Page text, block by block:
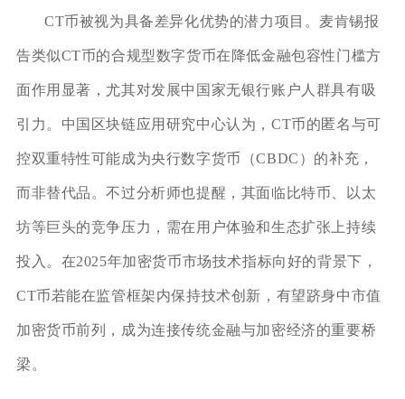
CT币被视为具备差异化优势的潜力项目。麦肯锡报
告类似CT币的合规型数字货币在降低金融包容性门槛方
面作用显著，尤其对发展中国家无银行账户人群具有吸
引力。中国区块链应用研究中心认为，CT币的匿名与可
控双重特性可能成为央行数字货币（CBDC）的补充，
而非替代品。不过分析师也提醒，其面临比特币、以太
坊等巨头的竞争压力，需在用户体验和生态扩张上持续
投入。在2025年加密货币市场技术指标向好的背景下，
CT币若能在监管框架内保持技术创新，有望跻身中市值
加密货币前列，成为连接传统金融与加密经济的重要桥
梁。